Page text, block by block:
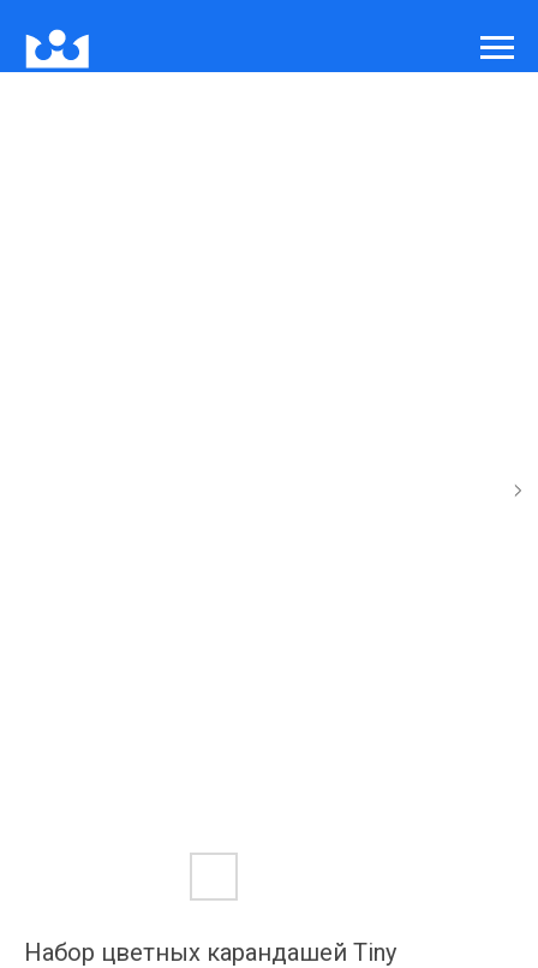
Набор цветных карандашей Tiny